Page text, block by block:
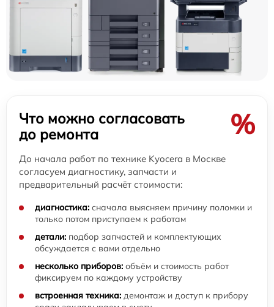
Что можно согласовать
до ремонта
%
До начала работ по технике Kyocera в Москве
согласуем диагностику, запчасти и
предварительный расчёт стоимости:
диагностика: сначала выясняем причину поломки и
только потом приступаем к работам
детали: подбор запчастей и комплектующих
обсуждается с вами отдельно
несколько приборов: объём и стоимость работ
фиксируем по каждому устройству
встроенная техника: демонтаж и доступ к прибору